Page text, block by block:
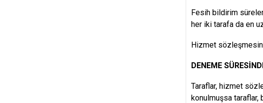
Fesih bildirim
her iki tarafa da en
Hizmet
DENEME
Taraflar, hizmet
konulmuşsa taraflar,